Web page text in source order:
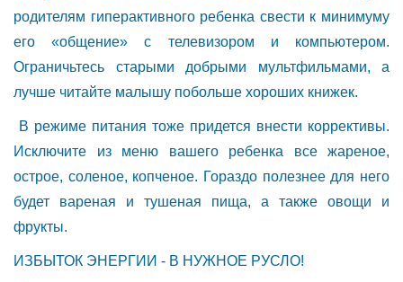
родителям гиперактивного ребенка свести к минимуму
его «общение» с телевизором и компьютером.
Ограничьтесь старыми добрыми мультфильмами, а
лучше читайте малышу побольше хороших книжек.
В режиме питания тоже придется внести коррективы.
Исключите из меню вашего ребенка все жареное,
острое, соленое, копченое. Гораздо полезнее для него
будет вареная и тушеная пища, а также овощи и
фрукты.
ИЗБЫТОК ЭНЕРГИИ - В НУЖНОЕ РУСЛО!